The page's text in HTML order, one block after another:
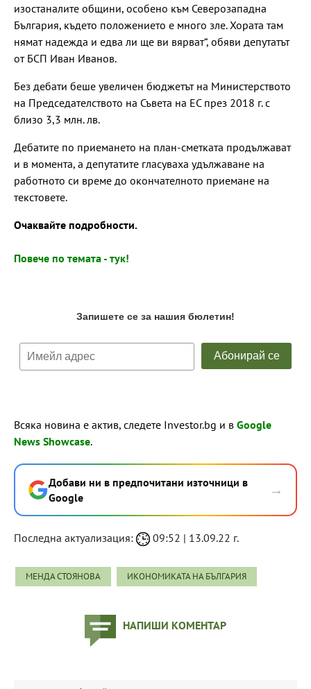
изостаналите общини, особено към Северозападна
България, където положението е много зле. Хората там
нямат надежда и едва ли ще ви вярват“, обяви депутатът
от БСП Иван Иванов.
Без дебати беше увеличен бюджетът на Министерството
на Председателството на Съвета на ЕС през 2018 г. с
близо 3,3 млн. лв.
Дебатите по приемането на план-сметката продължават
и в момента, а депутатите гласуваха удължаване на
работното си време до окончателното приемане на
текстовете.
Очаквайте подробности.
Повече по темата - тук!
Всяка новина е актив, следете Investor.bg и в Google
News Showcase.
Добави ни в предпочитани източници в
Google
→
Последна актуализация: 09:52 | 13.09.22 г.
МЕНДА СТОЯНОВА ИКОНОМИКАТА НА БЪЛГАРИЯ
НАПИШИ КОМЕНТАР